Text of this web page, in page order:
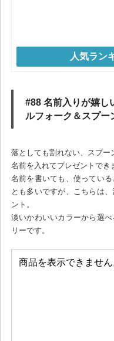
人気ラン
#88 名前入りが嬉し
ルフォーク＆スプー
落としても割れない、スプー
名前を入れてプレゼントでき
名前を書いても、使ってい
とも多いですが、こちらは
ント。
淡いかわいいカラーから選
リーです。